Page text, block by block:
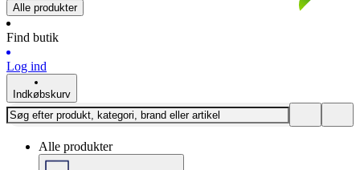
Alle produkter
Find butik
Log ind
Indkøbskurv
Alle produkter